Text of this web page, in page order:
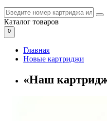
Каталог товаров
0
Главная
Новые картриджи
«Наш